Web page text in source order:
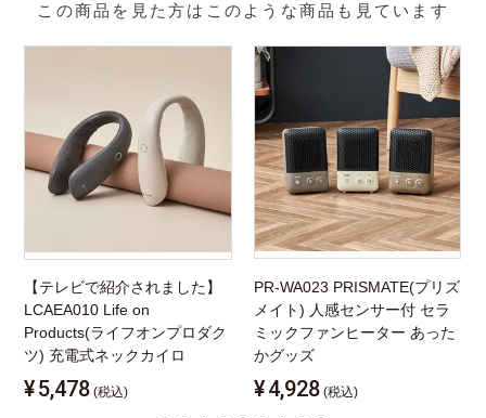
この商品を見た方はこのような商品も見ています
【テレビで紹介されました】
LCAEA010 Life on
Products(ライフオンプロダク
ツ) 充電式ネックカイロ
¥5,478 (税込)
PR-WA023 PRISMATE(プリズ
メイト) 人感センサー付 セラ
ミックファンヒーター あった
かグッズ
¥4,928 (税込)